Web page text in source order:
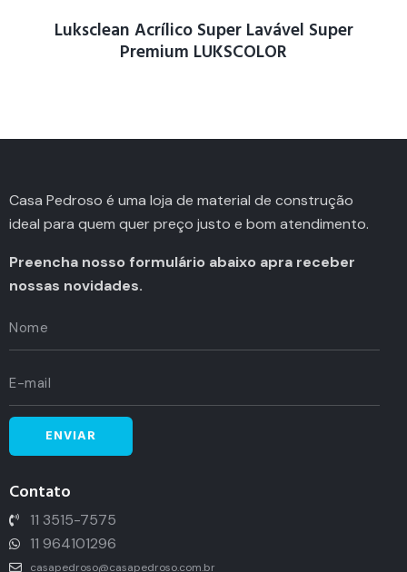
Luksclean Acrílico Super Lavável Super
Premium LUKSCOLOR
Casa Pedroso é uma loja de material de construção
ideal para quem quer preço justo e bom atendimento.
Preencha nosso formulário abaixo apra receber
nossas novidades.
Contato
11 3515-7575
11 964101296
casapedroso@casapedroso.com.br